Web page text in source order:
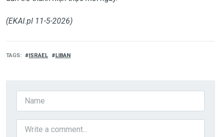
(EKAI.pl 11-5-2026)
TAGS ISRAEL LIBAN